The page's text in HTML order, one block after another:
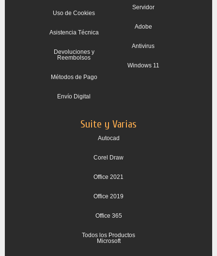
Uso de Cookies
Asistencia Técnica
Devoluciones y
Reembolsos
Métodos de Pago
Envío Digital
Servidor
Adobe
Antivirus
Windows 11
Suite y Varias
Autocad
Corel Draw
Office 2021
Office 2019
Office 365
Todos los Productos
Microsoft